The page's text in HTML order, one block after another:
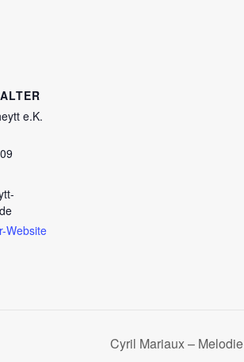
e.K.
Website
Cyril Mariaux – Melodie